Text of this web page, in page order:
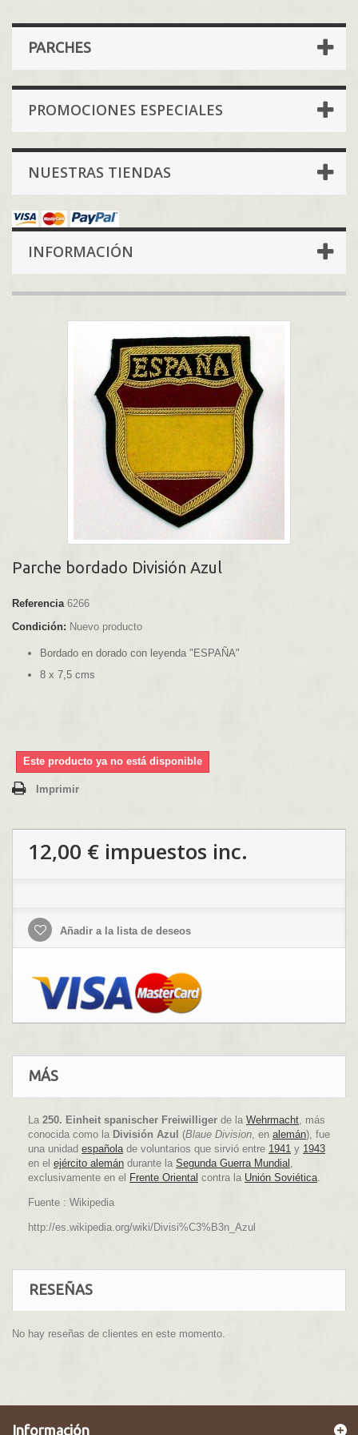
PARCHES
PROMOCIONES ESPECIALES
NUESTRAS TIENDAS
INFORMACIÓN
Parche bordado División Azul
Referencia 6266
Condición: Nuevo producto
Bordado en dorado con leyenda "ESPAÑA"
8 x 7,5 cms
Este producto ya no está disponible
Imprimir
12,00 € impuestos inc.
Añadir a la lista de deseos
MÁS
La 250. Einheit spanischer Freiwilliger de la Wehrmacht, más
conocida como la División Azul (Blaue Division, en alemán), fue
una unidad españolade voluntarios que sirvió entre 1941 y 1943
en el ejército alemán durante la Segunda Guerra Mundial ,
exclusivamente en el Frente Oriental contra la Unión Soviética.
Fuente : Wikipedia
http://es.wikipedia.org/wiki/Divisi%C3%B3n_Azul
RESEÑAS
No hay reseñas de clientes en este momento.
Información